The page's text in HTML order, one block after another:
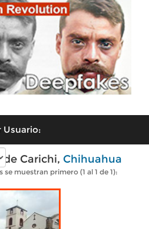
Usuario:
Carichi, Chihuahua
muestran primero (1 al 1 de 1):